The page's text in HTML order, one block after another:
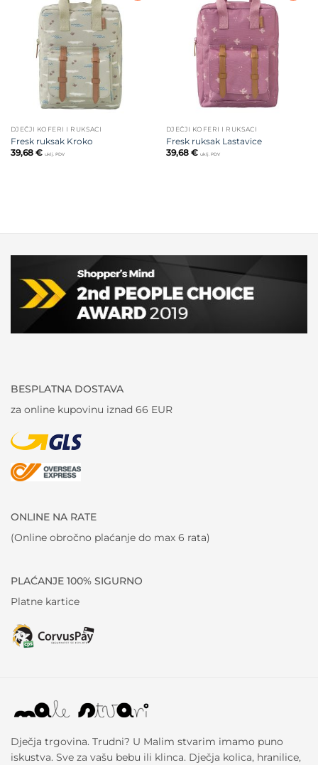
Dodajte
na listu
DJEČJI KOFERI I RUKSACI
Fresk ruksak Kroko
39,68 € uklj. PDV
Dodajte
na listu
želja
DJEČJI KOFERI I RUKSACI
Fresk ruksak Lastavice
39,68 € uklj. PDV
BESPLATNA DOSTAVA
za online kupovinu iznad 66 EUR
ONLINE NA RATE
(Online obročno plaćanje do max 6 rata)
PLAĆANJE 100% SIGURNO
Platne kartice
Dječja trgovina. Trudni? U Malim stvarim imamo puno
iskustva. Sve za vašu bebu ili klinca. Dječja kolica, hranilice,